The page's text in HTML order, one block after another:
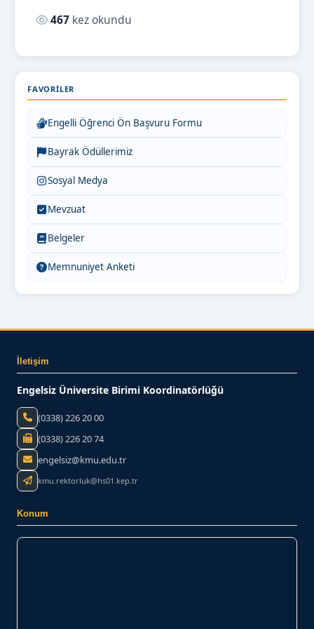
Okunma sayısı:
467 kez okundu
FAVORILER
Engelli Öğrenci Ön Başvuru Formu
Bayrak Ödüllerimiz
Sosyal Medya
Mevzuat
Belgeler
Memnuniyet Anketi
İletişim
Engelsiz Üniversite Birimi Koordinatörlüğü
(0338) 226 20 00
(0338) 226 20 74
engelsiz@kmu.edu.tr
kmu.rektorluk@hs01.kep.tr
Konum